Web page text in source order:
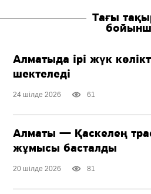
Тағы
Алматыда ірі жүк
шектеледі
24 шілде 2026 61
Алматы — Қаскелең
жұмысы басталды
20 шілде 2026 81